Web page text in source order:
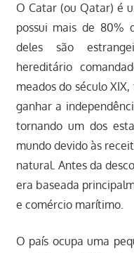
O Catar (ou Qatar) é
possui mais de 80%
deles são
hereditário
meados do século
ganhar a
tornando um dos
mundo devido às
natural. Antes da
era baseada
e comércio marítimo.
O país ocupa uma